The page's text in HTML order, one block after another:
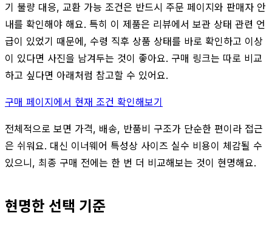
기 불량 대응, 교환 가능 조건은 반드시 주문 페이지와 판매자 안
내를 확인해야 해요. 특히 이 제품은 리뷰에서 보관 상태 관련 언
급이 있었기 때문에, 수령 직후 상품 상태를 바로 확인하고 이상
이 있다면 사진을 남겨두는 것이 좋아요. 구매 링크는 따로 비교
하고 싶다면 아래처럼 참고할 수 있어요.
구매 페이지에서 현재 조건 확인해보기
전체적으로 보면 가격, 배송, 반품비 구조가 단순한 편이라 접근
은 쉬워요. 대신 이너웨어 특성상 사이즈 실수 비용이 체감될 수
있으니, 최종 구매 전에는 한 번 더 비교해보는 것이 현명해요.
현명한 선택 기준